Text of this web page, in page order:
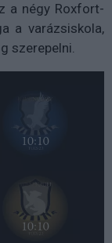
a négy Roxfort-
a varázsiskola,
szerepelni.